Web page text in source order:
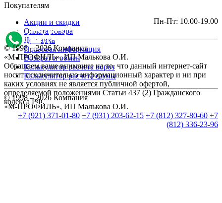
Покупателям
Акции и скидки
Оплата товара
Доставка
Правовая информация
Возврат и обмен
Калькулятор расчета ворот
Калькулятор расчета сауны
© 1998 – 2026 Компания
«М-ПРОФИЛЬ», ИП Малькова О.И.
+7 (921) 371-01-80 +7 (931) 203-62-15 +7 (812) 327-80-60 +7
(812) 336-23-96
Пн-Пт: 10.00-19.00
© 1998 – 2026 Компания
«М-ПРОФИЛЬ», ИП Малькова О.И.
Обращаем ваше внимание на то, что данный интернет-сайт
носит исключительно информационный характер и ни при
каких условиях не является публичной офертой,
определяемой положениями Статьи 437 (2) Гражданского
кодекса РФ.